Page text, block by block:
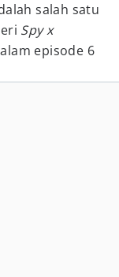
salah satu
Spy x
episode 6